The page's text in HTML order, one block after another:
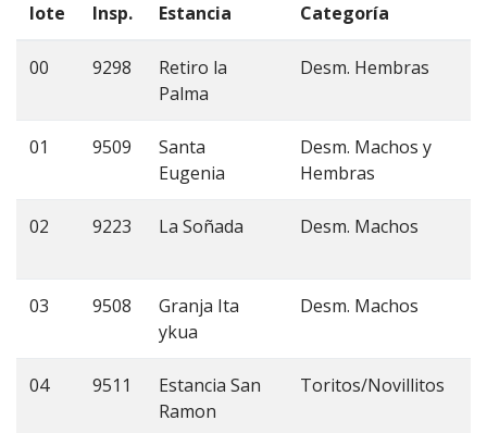
lote
Insp.
Estancia Categoría
00 9298
Retiro la
Palma
Desm. Hembras
01 9509
Santa
Eugenia
Desm. Machos y
Hembras
02 9223 La Soñada Desm. Machos
03 9508
Granja Ita
ykua
Desm. Machos
04 9511
Estancia San
Ramon
Toritos/Novillitos